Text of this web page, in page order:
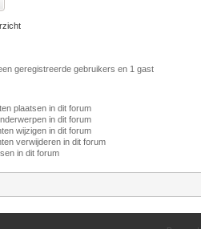
geregistreerde gebruikers en 1 gast
plaatsen in dit forum
in dit forum
wijzigen in dit forum
verwijderen in dit forum
in dit forum